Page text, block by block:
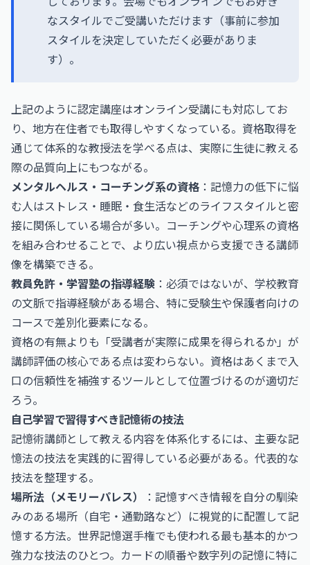
なスタイルでご受講いただけます（事前に参加
スタイルを決定していただく必要がありま
す）。
上記のように認定講座はオンライン受講にも対応してお
り、地方在住者でも取得しやすくなっている。資格取得を
通じて体系的な教授法を学べる点は、実際に生徒に教える
際の品質向上にもつながる。
メンタルヘルス・コーチング系の資格 ：記憶力の低下に悩
む人はストレス・睡眠・食生活などのライフスタイルと密
接に関係している場合が多い。コーチングや心理系の資格
を組み合わせることで、より広い視点から支援できる講師
像を構築できる。
教員免許・学習塾の指導経験 ：必須ではないが、学校教育
の文脈で指導経験がある場合、特に受験生や保護者向けの
コースで差別化要素になる。
資格の有無よりも「受講者が実際に成果を得られるか」が
講師評価の核心である点は変わらない。資格はあくまで入
口の信頼性を補強するツールとして位置づけるのが適切だ
ろう。
自己学習で習得すべき記憶術の技法
記憶術講師として教える内容を体系化するには、主要な記
憶法の技法を実践的に習得している必要がある。代表的な
技法を整理する。
場所法（メモリーパレス）
：記憶すべき情報を自分の馴染
みのある場所（自宅・通勤路など）に視覚的に配置して記
憶する方法。世界記憶選手権でも使われる最も基本的かつ
強力な技法のひとつ。カードの順番や数字列の記憶に特に